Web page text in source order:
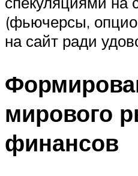
(фьючерсы,
на сайт ради
мирового
финансов